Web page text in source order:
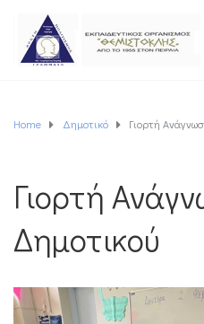
Home Δημοτικό Γιορτή
Γιορτή
Δημοτικού